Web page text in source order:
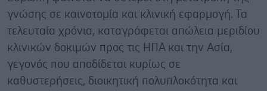
γνώσης σε καινοτομία και κλινική εφαρμογή. Τα
τελευταία χρόνια, καταγράφεται απώλεια μεριδίου
κλινικών δοκιμών προς τις ΗΠΑ και την Ασία,
γεγονός που αποδίδεται κυρίως σε
καθυστερήσεις, διοικητική πολυπλοκότητα και